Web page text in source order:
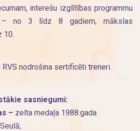
interešu izglītības programmu
– no 3 līdz 8 gadiem, mākslas
10.
nodrošina sertificēti treneri.
sasniegumi:
– zelta medaļa 1988.gada